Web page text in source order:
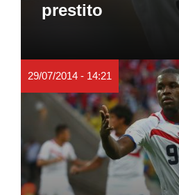
prestito
29/07/2014 - 14:21